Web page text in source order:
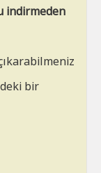
indirmeden
bir